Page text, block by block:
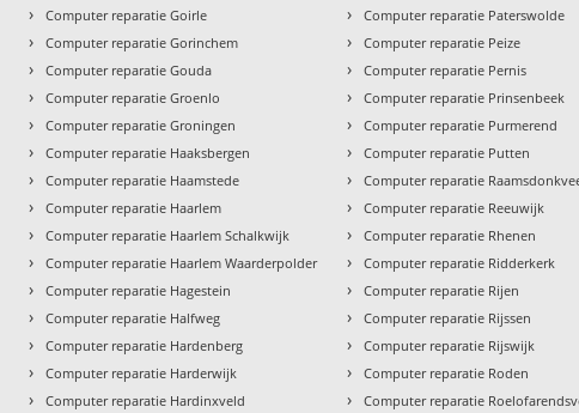
› Computer reparatie Goirle
› Computer reparatie Gorinchem
› Computer reparatie Gouda
› Computer reparatie Groenlo
› Computer reparatie Groningen
› Computer reparatie Haaksbergen
› Computer reparatie Haamstede
› Computer reparatie Haarlem
› Computer reparatie Haarlem Schalkwijk
› Computer reparatie Haarlem Waarderpolder
› Computer reparatie Hagestein
› Computer reparatie Halfweg
› Computer reparatie Hardenberg
› Computer reparatie Harderwijk
› Computer reparatie Hardinxveld
› Computer reparatie Paterswolde
› Computer reparatie Peize
› Computer reparatie Pernis
› Computer reparatie Prinsenbeek
› Computer reparatie Purmerend
› Computer reparatie Putten
› Computer reparatie
› Computer reparatie Reeuwijk
› Computer reparatie Rhenen
› Computer reparatie Ridderkerk
› Computer reparatie Rijen
› Computer reparatie Rijssen
› Computer reparatie Rijswijk
› Computer reparatie Roden
› Computer reparatie